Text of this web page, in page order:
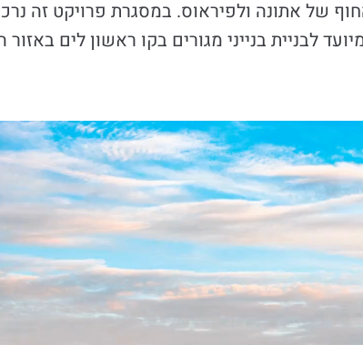
לבניית בנייני מגורים בקו ראשון לים